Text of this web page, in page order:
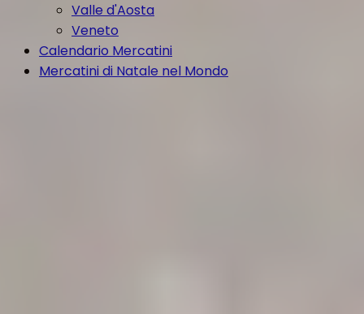
Valle d'Aosta
Veneto
Calendario Mercatini
Mercatini di Natale nel Mondo